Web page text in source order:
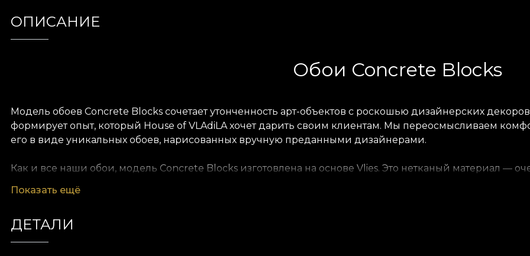
ОПИСАНИЕ
Обои Concrete Blocks
Модель обоев Concrete Blocks сочетает утонченность арт-объектов с роскошью дизайнерских
формирует опыт, который House of VLAdiLA хочет дарить своим клиентам. Мы переосмысливаем
его в виде уникальных обоев, нарисованных вручную преданными дизайнерами.
Как и все наши обои, модель Concrete Blocks изготовлена на основе Vlies. Это нетканый материал —
текстуру, создающую иллюзию гигантского полотна. Наконец, Linen — благородный материал,
Показать ещё
ДЕТАЛИ